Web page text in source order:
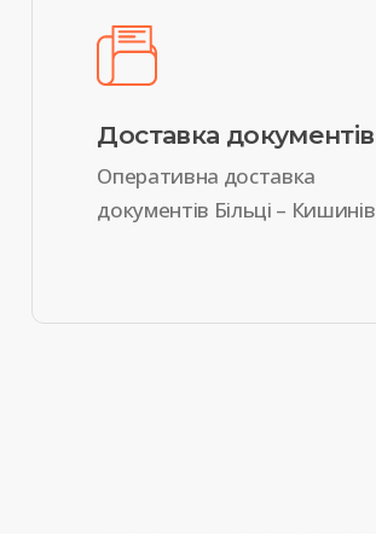
Доставка документів
Оперативна доставка
документів Більці – Кишинів